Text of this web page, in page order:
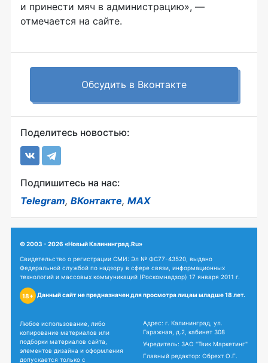
и принести мяч в администрацию», —
отмечается на сайте.
Обсудить в Вконтакте
Поделитесь новостью:
Подпишитесь на нас:
Telegram, ВКонтакте, MAX
© 2003 - 2026 «Новый Калининград.Ru»
Свидетельство о регистрации СМИ: Эл № ФС77-43520, выдано
Федеральной службой по надзору в сфере связи, информационных
технологий и массовых коммуникаций (Роскомнадзор) 17 января 2011 г.
18+ Данный сайт не предназначен для просмотра лицам младше 18 лет.
Любое использование, либо
копирование материалов или
подборки материалов сайта,
элементов дизайна и оформления
допускается только с
Адрес: г. Калининград, ул.
Гаражная, д.2, кабинет 308
Учредитель: ЗАО "Твик Маркетинг"
Главный редактор: Обрехт О.Г.